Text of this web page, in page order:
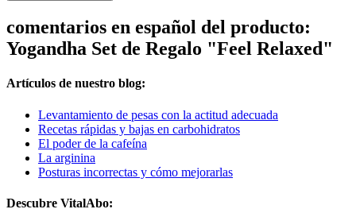
comentarios en español del producto:
Yogandha Set de Regalo "Feel Relaxed"
Artículos de nuestro blog:
Levantamiento de pesas con la actitud adecuada
Recetas rápidas y bajas en carbohidratos
El poder de la cafeína
La arginina
Posturas incorrectas y cómo mejorarlas
Descubre VitalAbo: